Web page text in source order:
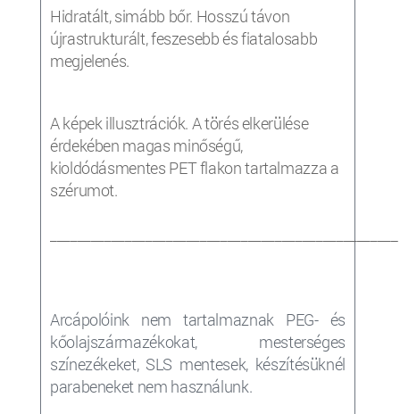
Hidratált, simább bőr. Hosszú távon
újrastrukturált, feszesebb és fiatalosabb
megjelenés.
A képek illusztrációk. A törés elkerülése
érdekében magas minőségű,
kioldódásmentes PET flakon tartalmazza a
szérumot.
Arcápolóink nem tartalmaznak PEG- és
kőolajszármazékokat, mesterséges
színezékeket, SLS mentesek, készítésüknél
parabeneket nem használunk.